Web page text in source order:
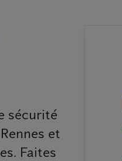
sécurité
et
Faites